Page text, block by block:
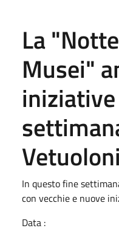
La
Musei"
In questo fine
con vecchie e nuove
Data :